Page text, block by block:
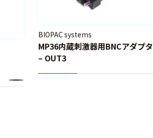
BIOPAC systems
MP36内蔵刺激器用BNCアダプタ
– OUT3